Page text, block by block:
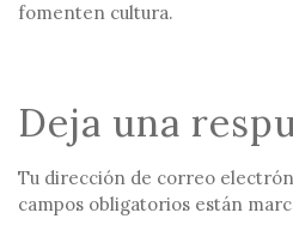
fomenten cultura.
Deja una
Tu dirección de correo
campos obligatorios están